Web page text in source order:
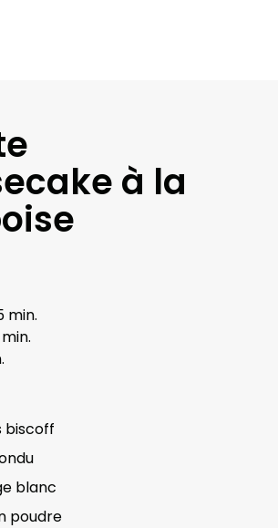
à la
min.
biscoff
blanc
poudre